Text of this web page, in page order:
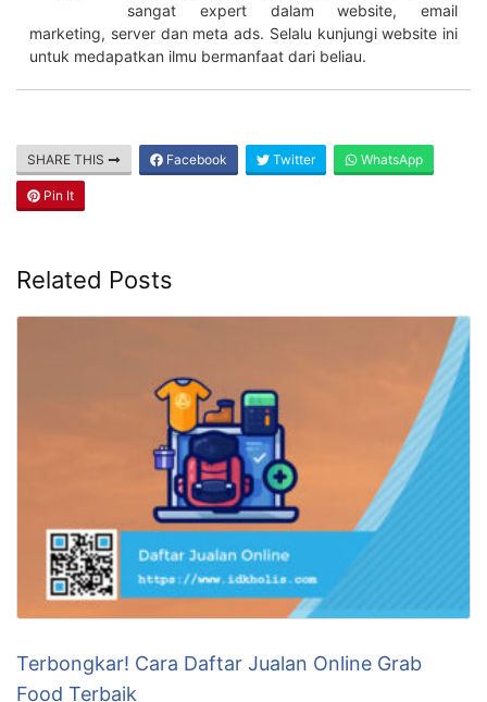
sangat expert dalam website, email
marketing, server dan meta ads. Selalu kunjungi website ini
untuk medapatkan ilmu bermanfaat dari beliau.
SHARE THIS Facebook Twitter WhatsApp
Pin It
Related Posts
Terbongkar! Cara Daftar Jualan Online Grab
Food Terbaik